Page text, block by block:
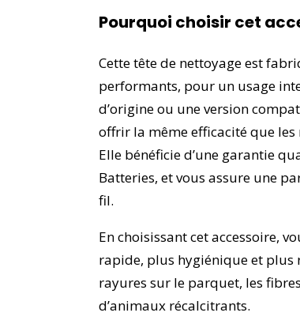
Pourquoi choisir cet
Cette tête de nettoyage est
performants, pour un usage
d’origine ou une version
offrir la même efficacité que les
Elle bénéficie d’une garantie
Batteries, et vous assure une
fil.
En choisissant cet accessoire,
rapide, plus hygiénique et plus
rayures sur le parquet, les
d’animaux récalcitrants.